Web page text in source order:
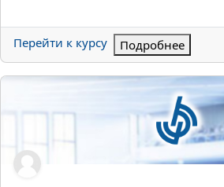
Перейти к курсу Подробнее
vhb - Demo - Humanitarian Supply